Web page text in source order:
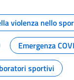
violenza nello
Emergenza
sportivi